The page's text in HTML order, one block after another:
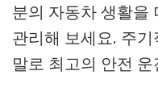
분의 자동차 생활을
관리해 보세요. 주
말로 최고의 안전